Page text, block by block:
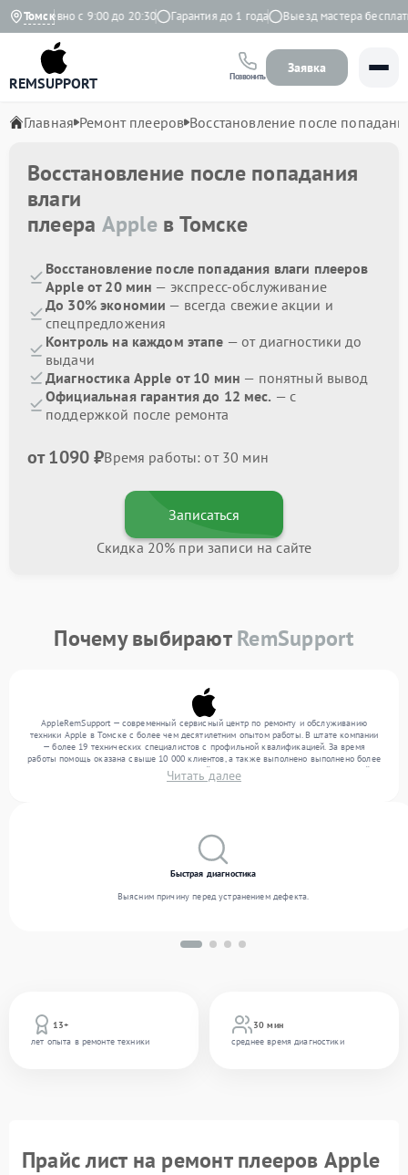
Томск
Ежедневно с 9:00 до 20:30 Гарантия до 1 года Выезд мастера бесплатно
REMSUPPORT Позвонить
Заявка
Главная Ремонт плееров Восстановление после
Восстановление после попадания
влаги
плеера Appleв Томске
Восстановление после попадания влаги плееров
Apple от 20 мин — экспресс-обслуживание
До 30% экономии — всегда свежие акции и
спецпредложения
Контроль на каждом этапе — от диагностики до
выдачи
Диагностика Apple от 10 мин — понятный вывод
Официальная гарантия до 12 мес. — с
поддержкой после ремонта
от 1090 ₽Время работы: от 30 мин
Записаться
Скидка 20% при записи на сайте
Почему выбираютRemSupport
AppleRemSupport — современный сервисный центр по ремонту и обслуживанию
техники Apple в Томске с более чем десятилетним опытом работы. В штате компании
— более 19 технических специалистов с профильной квалификацией. За время
работы помощь оказана свыше 10 000 клиентов, а также выполнено выполнено более
12 000 ремонтов. Ежемесячно в сервисный центр поступает более 300 обращений,
включая , , . Мы работаем с широким спектром неисправностей и обеспечиваем
Читать далее
13+
лет опыта в ремонте техники
30 мин
среднее время диагностики
Быстрая диагностика
Выясним причину перед устранением дефекта.
Прайс лист на ремонт плееров Apple